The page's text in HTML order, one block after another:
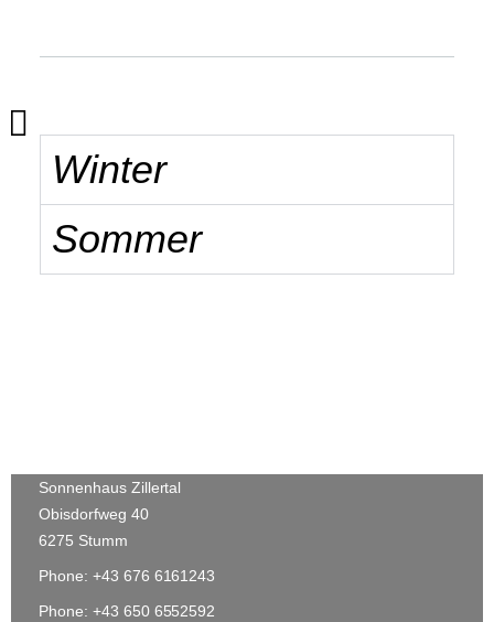
Winter
Sommer
Sonnenhaus Zillertal
Obisdorfweg 40
6275 Stumm
Phone: +43 676 6161243
Phone: +43 650 6552592